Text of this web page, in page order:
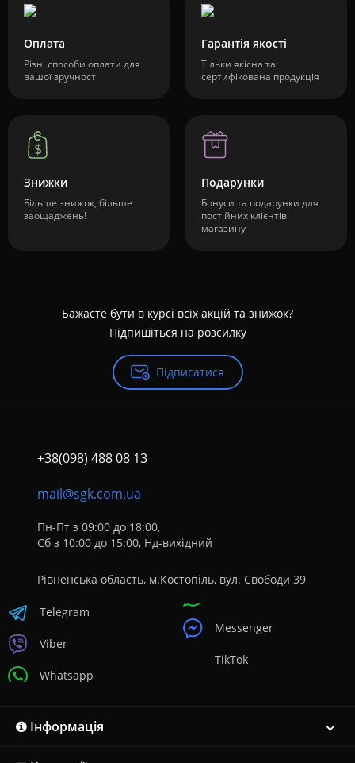
Оплата
Різні способи оплати для
вашої зручності
Гарантія якості
Тільки якісна та
сертифікована продукція
Знижки
Більше знижок, більше
заощаджень!
Подарунки
Бонуси та подарунки для
постійних клієнтів
магазину
Бажаєте бути в курсі всіх акцій та знижок?
Підпишіться на розсилку
Підписатися
+38(098) 488 08 13
mail@sgk.com.ua
Пн-Пт з 09:00 до 18:00,
Сб з 10:00 до 15:00, Нд-вихідний
Рівненська область, м.Костопіль, вул. Свободи 39
Telegram
Viber
Whatsapp
Messenger
TikTok
Інформація